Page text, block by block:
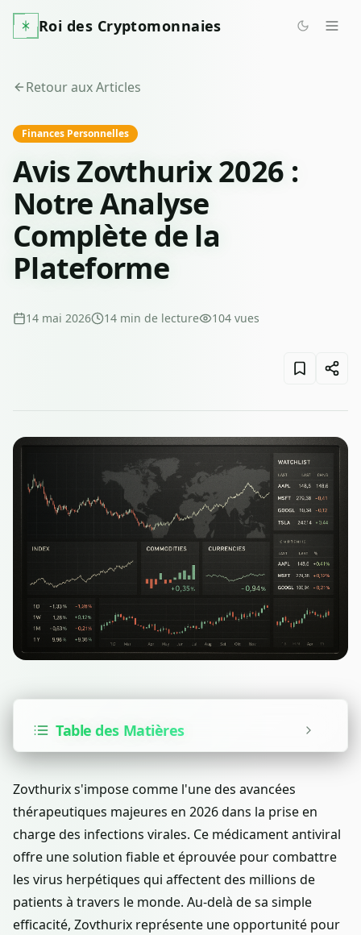
Roi des Cryptomonnaies
Retour aux Articles
Finances Personnelles
Avis Zovthurix 2026 :
Notre Analyse
Complète de la
Plateforme
14 mai 2026 14 min de lecture 104 vues
Table des Matières
Zovthurix s'impose comme l'une des avancées
thérapeutiques majeures en 2026 dans la prise en
charge des infections virales. Ce médicament antiviral
offre une solution fiable et éprouvée pour combattre
les virus herpétiques qui affectent des millions de
patients à travers le monde. Au-delà de sa simple
efficacité, Zovthurix représente une opportunité pour